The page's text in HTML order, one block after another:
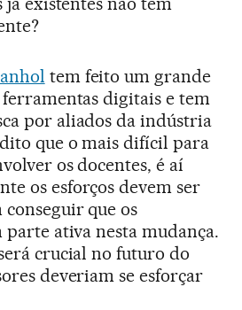
tem feito um grande
digitais e tem
por aliados da indústria
que o mais difícil para
os docentes, é aí
os esforços devem ser
que os
parte ativa nesta mudança.
crucial no futuro do
deveriam se esforçar